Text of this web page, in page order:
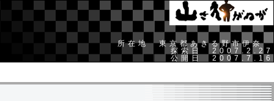
所在地 東京都あきる野市伊奈
探索日 2007.2.27
公開日 2007.7.16